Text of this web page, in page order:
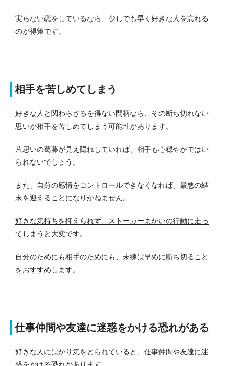
実らない恋をしているなら、少しでも早く好きな人を忘れる
のが得策です。
相手を苦しめてしまう
好きな人と関わらざるを得ない間柄なら、その断ち切れない
思いが相手を苦しめてしまう可能性があります。
片思いの葛藤が見え隠れしていれば、相手も心穏やかではい
られないでしょう。
また、自分の感情をコントロールできなくなれば、最悪の結
末を迎えることになりかねません。
好きな気持ちを抑えられず、ストーカーまがいの行動に走っ
てしまうと大変です。
自分のためにも相手のためにも、未練は早めに断ち切ること
をおすすめします。
仕事仲間や友達に迷惑をかける恐れがある
好きな人にばかり気をとられていると、仕事仲間や友達に迷